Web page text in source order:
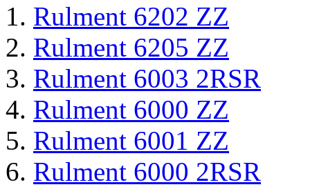
Rulment 6202 ZZ
Rulment 6205 ZZ
Rulment 6003 2RSR
Rulment 6000 ZZ
Rulment 6001 ZZ
Rulment 6000 2RSR